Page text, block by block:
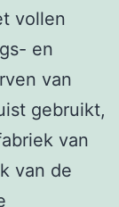
vollen
en
van
gebruikt,
van
van de